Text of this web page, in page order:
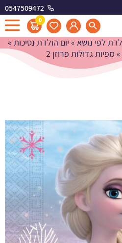
0547509472
0
פרוזן 2
לפי נושא » יום הולדת נסיכות »
» מפיות גדולות פרוזן 2